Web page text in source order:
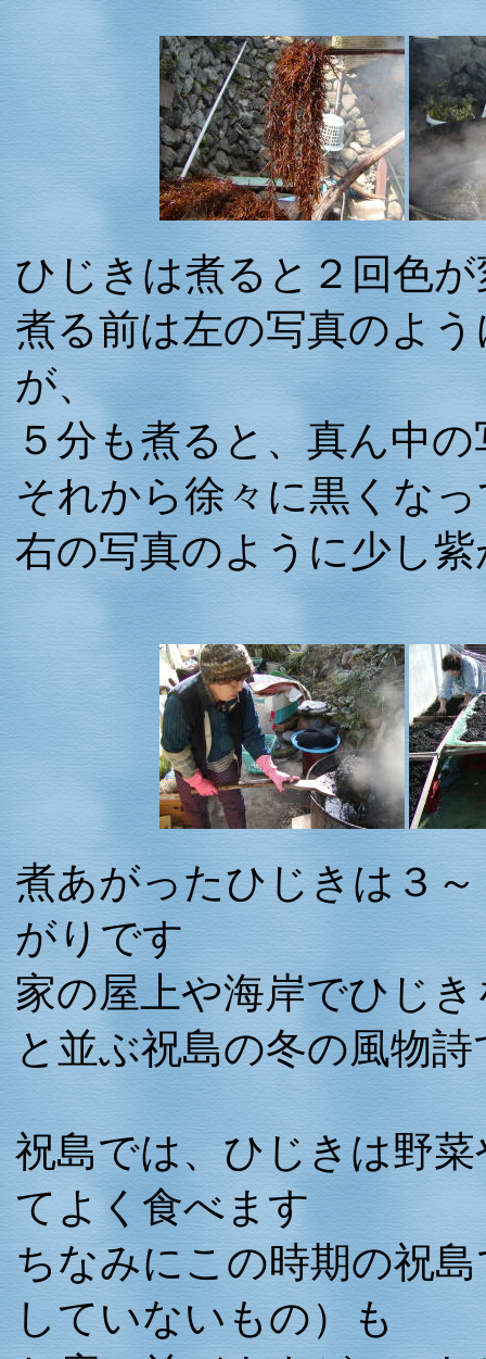
ひじきは煮ると２回色
煮る前は左の写真のよ
が、
５分も煮ると、真ん中
それから徐々に黒くな
右の写真のように少し
煮あがったひじきは３
がりです
家の屋上や海岸でひじ
と並ぶ祝島の冬の風物詩
祝島では、ひじきは野
てよく食べます
ちなみにこの時期の祝
していないもの）も